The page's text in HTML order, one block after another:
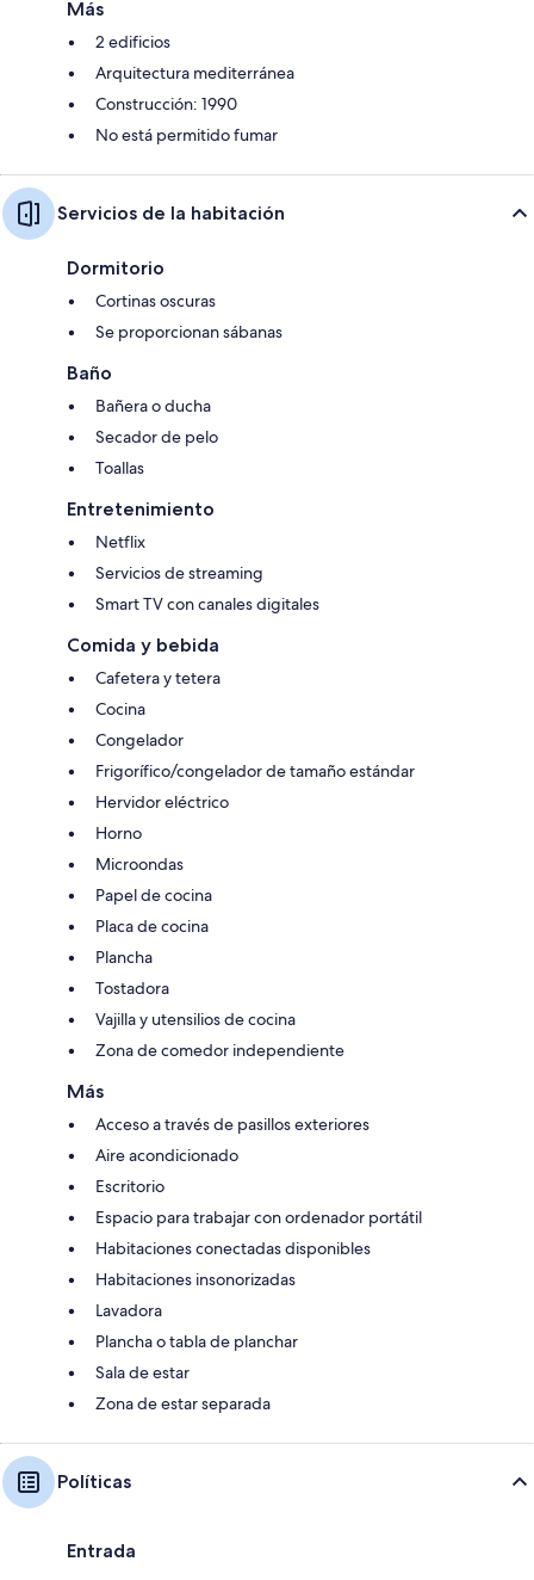
Más
2 edificios
Arquitectura mediterránea
Construcción: 1990
No está permitido fumar
Servicios de la habitación
Dormitorio
Cortinas oscuras
Se proporcionan sábanas
Baño
Bañera o ducha
Secador de pelo
Toallas
Entretenimiento
Netflix
Servicios de streaming
Smart TV con canales digitales
Comida y bebida
Cafetera y tetera
Cocina
Congelador
Frigorífico/congelador de tamaño estándar
Hervidor eléctrico
Horno
Microondas
Papel de cocina
Placa de cocina
Plancha
Tostadora
Vajilla y utensilios de cocina
Zona de comedor independiente
Más
Acceso a través de pasillos exteriores
Aire acondicionado
Escritorio
Espacio para trabajar con ordenador portátil
Habitaciones conectadas disponibles
Habitaciones insonorizadas
Lavadora
Plancha o tabla de planchar
Sala de estar
Zona de estar separada
Políticas
Entrada